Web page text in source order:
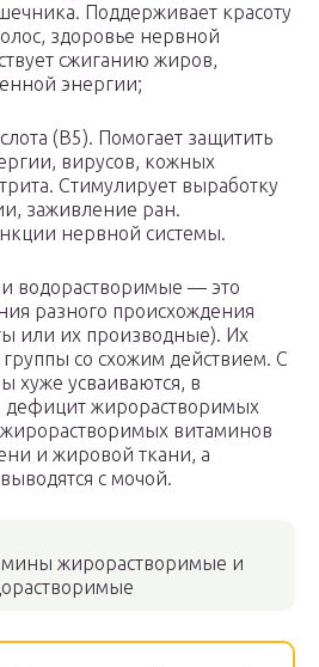
Поддерживает красоту
здоровье нервной
сжиганию жиров,
энергии;
(В5). Помогает защитить
вирусов, кожных
Стимулирует выработку
заживление ран.
нервной системы.
водорастворимые — это
разного происхождения
или их производные). Их
со схожим действием. С
хуже усваиваются, в
жирорастворимых
витаминов
и жировой ткани, а
с мочой.
жирорастворимые и